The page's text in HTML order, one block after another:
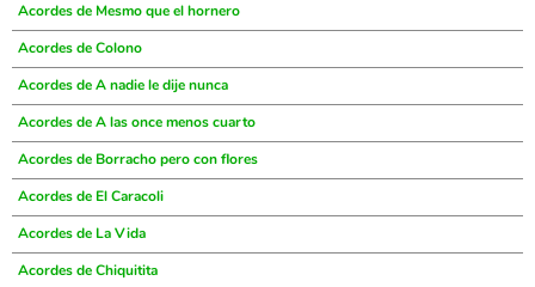
Acordes de Mesmo que el hornero
Acordes de Colono
Acordes de A nadie le dije nunca
Acordes de A las once menos cuarto
Acordes de Borracho pero con flores
Acordes de El Caracoli
Acordes de La Vida
Acordes de Chiquitita